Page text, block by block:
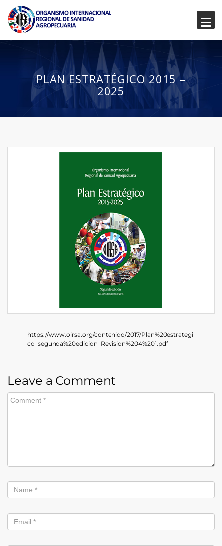
PLAN ESTRATÉGICO 2015 –
2025
https://www.oirsa.org/contenido/2017/Plan%20estrategi
co_segunda%20edicion_Revision%204%201.pdf
Leave a Comment